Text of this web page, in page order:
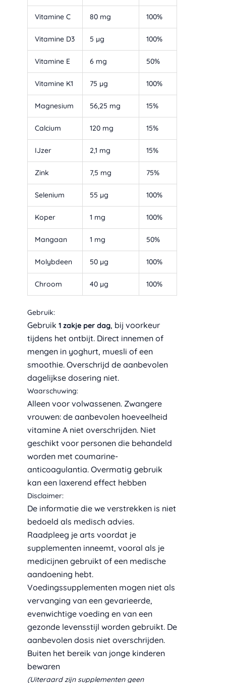
Vitamine C 80 mg 100%
Vitamine D3 5 µg 100%
Vitamine E 6 mg 50%
Vitamine K1 75 µg 100%
Magnesium 56,25 mg 15%
Calcium 120 mg 15%
IJzer 2,1 mg 15%
Zink 7,5 mg 75%
Selenium 55 µg 100%
Koper 1 mg 100%
Mangaan 1 mg 50%
Molybdeen 50 µg 100%
Chroom 40 µg 100%
Gebruik:
Gebruik 1 zakje per dag, bij voorkeur
tijdens het ontbijt. Direct innemen of
mengen in yoghurt, muesli of een
smoothie. Overschrijd de aanbevolen
dagelijkse dosering niet.
Waarschuwing:
Alleen voor volwassenen. Zwangere
vrouwen: de aanbevolen hoeveelheid
vitamine A niet overschrijden. Niet
geschikt voor personen die behandeld
worden met coumarine-
anticoagulantia. Overmatig gebruik
kan een laxerend effect hebben
Disclaimer:
De informatie die we verstrekken is niet
bedoeld als medisch advies.
Raadpleeg je arts voordat je
supplementen inneemt, vooral als je
medicijnen gebruikt of een medische
aandoening hebt.
Voedingssupplementen mogen niet als
vervanging van een gevarieerde,
evenwichtige voeding en van een
gezonde levensstijl worden gebruikt. De
aanbevolen dosis niet overschrijden.
Buiten het bereik van jonge kinderen
bewaren
(Uiteraard zijn supplementen geen